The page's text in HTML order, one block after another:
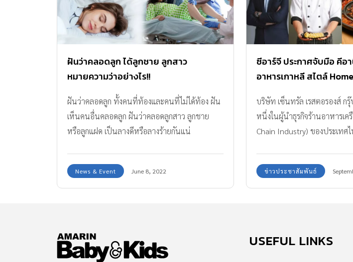
ฝันว่าคลอดลูก ได้ลูกชาย ลูกสาว
หมายความว่าอย่างไร!!
ฝันว่าคลอดลูก ทั้งคนที่ท้องและคนที่ไม่ได้ท้อง ฝัน
เห็นคนอื่นคลอดลูก ฝันว่าคลอดลูกสาว ลูกชาย
หรือลูกแฝด เป็นลางดีหรือลางร้ายกันแน่
News & Event June 8, 2022
ซีอาร์จี ประกาศจับมือ คีอ
อาหารเกาหลี สไตล์
บริษัท เซ็นทรัล เรสตอรองส์ ก
หนึ่งในผู้นำธุรกิจร้านอาหารเค
Chain Industry) ของประเทศ
ครอบคลุมเกือบทุกประเภทอาห
อาหารเกาหลี จับมือ กับ บริษัท
แข็งแกร่งในทุกด้าน เล็งขยายส
ข่าวประชาสัมพันธ์
USEFUL LINKS